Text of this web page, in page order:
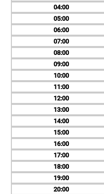
04
05
06
07
08
09
10
11
12
13
14
15
16
17
18
19
20